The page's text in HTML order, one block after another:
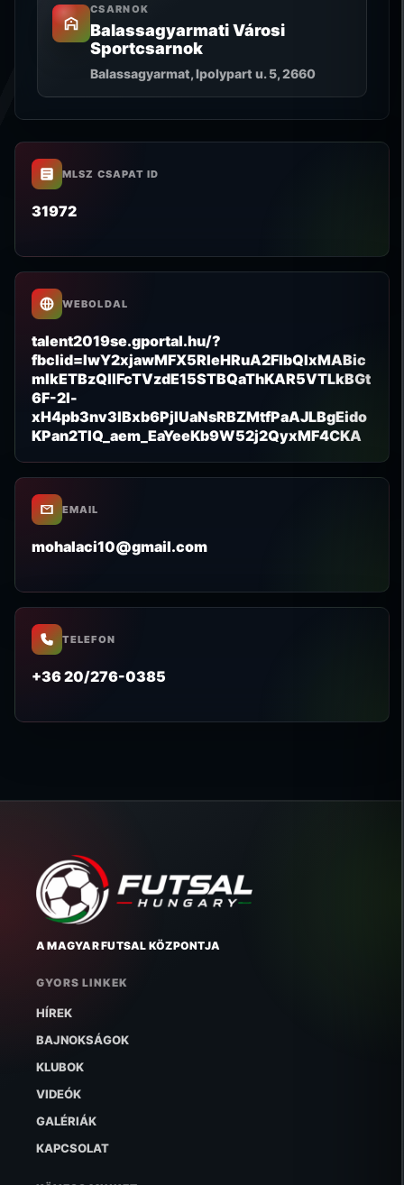
CSARNOK
Balassagyarmati Városi
Sportcsarnok
Balassagyarmat, Ipolypart u. 5, 2660
MLSZ CSAPAT ID
31972
WEBOLDAL
talent2019se.gportal.hu/?
fbclid=IwY2xjawMFX5RleHRuA2FlbQIxMABic
mlkETBzQllFcTVzdE15STBQaThKAR5VTLkBGt
6F-2l-
xH4pb3nv3lBxb6PjlUaNsRBZMtfPaAJLBgEido
KPan2TlQ_aem_EaYeeKb9W52j2QyxMF4CKA
EMAIL
mohalaci10@gmail.com
TELEFON
+36 20/276-0385
A MAGYAR FUTSAL KÖZPONTJA
GYORS LINKEK
HÍREK
BAJNOKSÁGOK
KLUBOK
VIDEÓK
GALÉRIÁK
KAPCSOLAT